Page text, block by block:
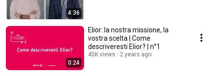
4:36
0:24
Elior: la nostra missione, la
vostra scelta | Come
descriveresti Elior? | n°1
45K views 2 years ago